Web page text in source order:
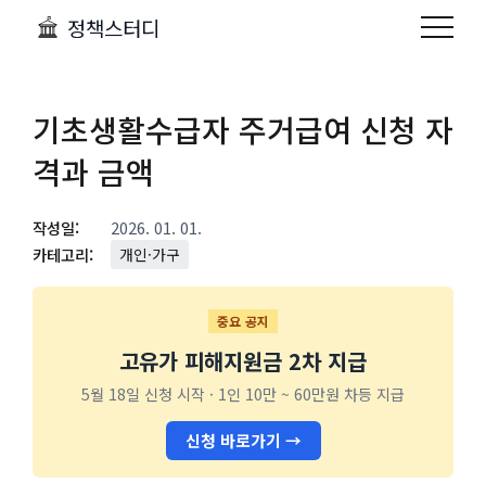
정책스터디
기초생활수급자 주거급여 신청 자
격과 금액
작성일:
2026. 01. 01.
카테고리:
개인·가구
중요 공지
고유가 피해지원금 2차 지급
5월 18일 신청 시작 · 1인 10만 ~ 60만원 차등 지급
신청 바로가기 →